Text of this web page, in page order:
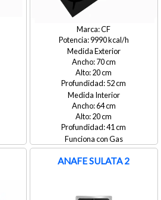
CF
9990
Medida Exterior
70
20
52
Medida Interior
64
20
41
Gas
ANAFE SULATA 2